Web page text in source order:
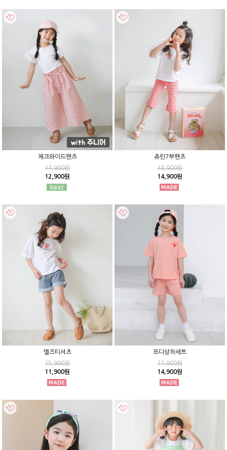
체크와이드팬츠
14,900원
12,900원
츄린7부팬츠
18,900원
14,900원
멜즈티셔츠
15,900원
11,900원
프디상하세트
17,900원
14,900원